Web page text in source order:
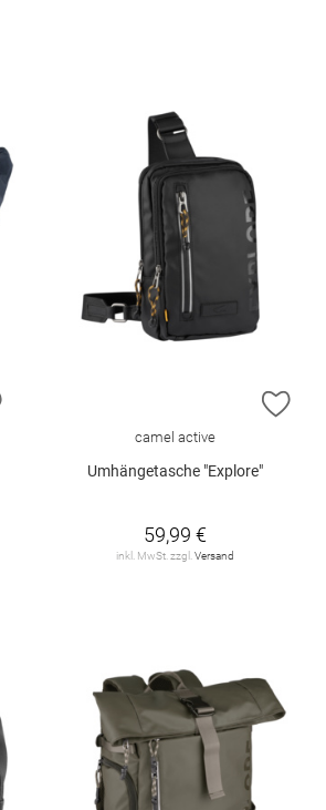
ZUR WUNSCHLISTE HINZUFÜGEN ZUR
camel active
Umhängetasche "Explore"
59,99 €
inkl. MwSt. zzgl.Versand